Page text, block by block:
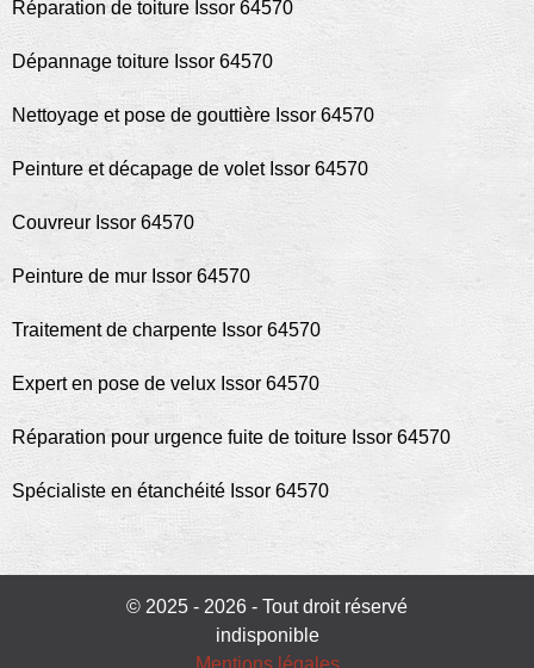
Réparation de toiture Issor 64570
Dépannage toiture Issor 64570
Nettoyage et pose de gouttière Issor 64570
Peinture et décapage de volet Issor 64570
Couvreur Issor 64570
Peinture de mur Issor 64570
Traitement de charpente Issor 64570
Expert en pose de velux Issor 64570
Réparation pour urgence fuite de toiture Issor 64570
Spécialiste en étanchéité Issor 64570
© 2025 - 2026 - Tout droit réservé
indisponible
Mentions légales